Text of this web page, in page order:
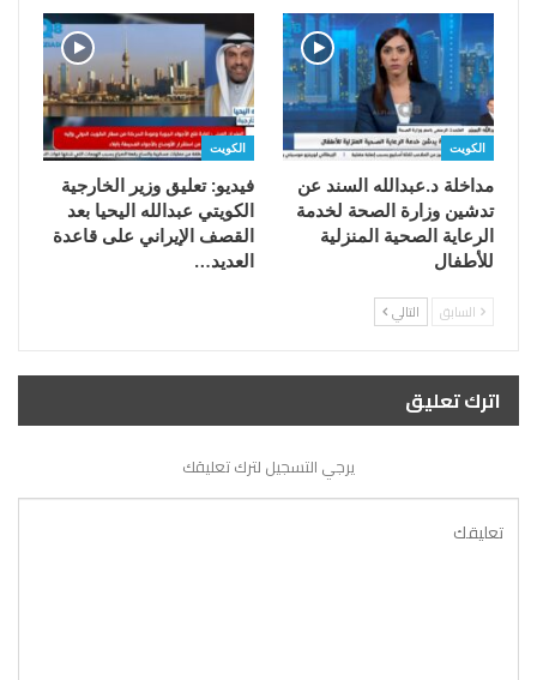
الكويت
مداخلة د.عبدالله السند عن
تدشين وزارة الصحة لخدمة
الرعاية الصحية المنزلية
للأطفال
الكويت
فيديو: تعليق وزير الخارجية
الكويتي عبدالله اليحيا بعد
القصف الإيراني على قاعدة
العديد…
السابق التالي
اترك تعليق
يرجي التسجيل لترك تعليقك